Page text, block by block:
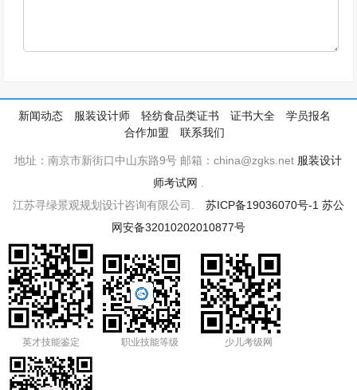
新闻动态 服装设计师 轻纺食品类证书 证书大全
学员报名
合作加盟
联系我们
地址：南京市新街口中山东路9号 邮箱：china@zgks.net 服装设计
师考试网
江苏寻绿景观规划设计咨询有限公司. 苏ICP备19036070号-1 苏公
网安备32010202010877号
英才技能鉴定 职业技能等级 少儿考级网